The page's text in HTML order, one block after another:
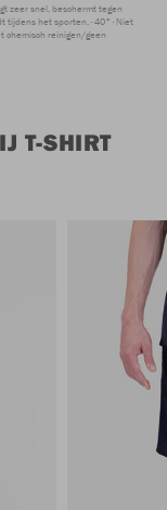
zeer snel, beschermt tegen
tijdens het sporten. 40° Niet
chemisch reinigen/geen
T-SHIRT